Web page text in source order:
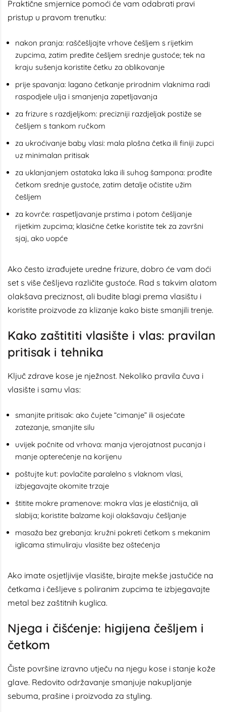
Praktične smjernice pomoći će vam odabrati pravi
pristup u pravom trenutku:
nakon pranja: raščešljajte vrhove češljem s rijetkim
zupcima, zatim pređite češljem srednje gustoće; tek na
kraju sušenja koristite četku za oblikovanje
prije spavanja: lagano četkanje prirodnim vlaknima radi
raspodjele ulja i smanjenja zapetljavanja
za frizure s razdjeljkom: precizniji razdjeljak postiže se
češljem s tankom ručkom
za ukroćivanje baby vlasi: mala plošna četka ili finiji zupci
uz minimalan pritisak
za uklanjanjem ostataka laka ili suhog šampona: prođite
četkom srednje gustoće, zatim detalje očistite užim
češljem
za kovrče: raspetljavanje prstima i potom češljanje
rijetkim zupcima; klasične četke koristite tek za završni
sjaj, ako uopće
Ako često izrađujete uredne frizure, dobro će vam doći
set s više češljeva različite gustoće. Rad s takvim alatom
olakšava preciznost, ali budite blagi prema vlasištu i
koristite proizvode za klizanje kako biste smanjili trenje.
Kako zaštititi vlasište i vlas: pravilan
pritisak i tehnika
Ključ zdrave kose je nježnost. Nekoliko pravila čuva i
vlasište i samu vlas:
smanjite pritisak: ako čujete “cimanje” ili osjećate
zatezanje, smanjite silu
uvijek počnite od vrhova: manja vjerojatnost pucanja i
manje opterećenje na korijenu
poštujte kut: povlačite paralelno s vlaknom vlasi,
izbjegavajte okomite trzaje
štitite mokre pramenove: mokra vlas je elastičnija, ali
slabija; koristite balzame koji olakšavaju češljanje
masaža bez grebanja: kružni pokreti četkom s mekanim
iglicama stimuliraju vlasište bez oštećenja
Ako imate osjetljivije vlasište, birajte mekše jastučiće na
četkama i češljeve s poliranim zupcima te izbjegavajte
metal bez zaštitnih kuglica.
Njega i čišćenje: higijena češljem i
četkom
Čiste površine izravno utječu na njegu kose i stanje kože
glave. Redovito održavanje smanjuje nakupljanje
sebuma, prašine i proizvoda za styling.